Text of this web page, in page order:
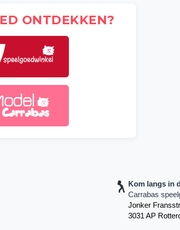
ONTDEKKEN?
Kom langs in
Carrabas
Jonker
3031 AP